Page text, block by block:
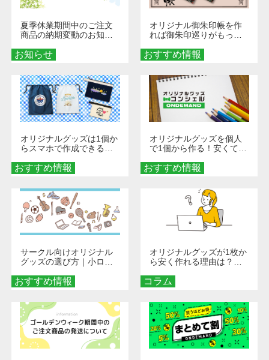
お知らせ
夏季休業期間中のご注文
商品の納期変動のお知ら
おすすめ情報
オリジナル御朱印帳を作
れば御朱印巡りがもっと
ダーメイドする魅力と選
び方
おすすめ情報
オリジナルグッズは1個か
らスマホで作成できる！
くなる巾着＆ポーチ活用
術
おすすめ情報
オリジナルグッズを個人
で1個から作る！安くて簡
秘訣
おすすめ情報
サークル向けオリジナル
グッズの選び方｜小ロッ
める秘訣
コラム
オリジナルグッズが1枚か
ら安く作れる理由は？オ
とメリットを解説